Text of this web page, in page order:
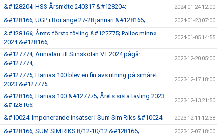
&#128204; HSS Årsmöte 240317 &#128204; 2024-01-24 12:00
&#128166; UGP i Borlänge 27-28 januari &#128166; 2024-01-23 07:00
&#128166; Årets första tävling &#127775; Palles minne
2024 &#128166;
2024-01-05 14:55
&#127774; Anmälan till Simskolan VT 2024 pågår
&#127774;
2023-12-20 05:00
&#127775; Harnäs 100 blev en fin avslutning på simåret
2023 &#127775;
2023-12-17 18:00
&#128166; Harnäs 100 &#127775; Årets sista tävling 2023
&#128166;
2023-12-13 21:50
&#10024; Imponerande insatser i Sum Sim Riks &#10024; 2023-12-11 12:38
&#128166; SUM SIM RIKS 8/12-10/12 &#128166; 2023-12-07 18:00